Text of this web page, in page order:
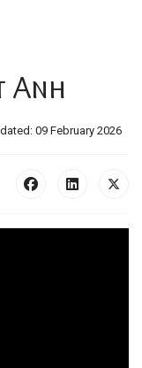
Anh
09 February 2026